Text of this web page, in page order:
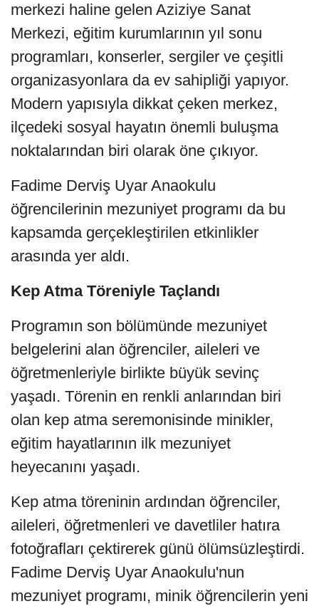
merkezi haline gelen Aziziye Sanat
Merkezi, eğitim kurumlarının yıl sonu
programları, konserler, sergiler ve çeşitli
organizasyonlara da ev sahipliği yapıyor.
Modern yapısıyla dikkat çeken merkez,
ilçedeki sosyal hayatın önemli buluşma
noktalarından biri olarak öne çıkıyor.
Fadime Derviş Uyar Anaokulu
öğrencilerinin mezuniyet programı da bu
kapsamda gerçekleştirilen etkinlikler
arasında yer aldı.
Kep Atma Töreniyle Taçlandı
Programın son bölümünde mezuniyet
belgelerini alan öğrenciler, aileleri ve
öğretmenleriyle birlikte büyük sevinç
yaşadı. Törenin en renkli anlarından biri
olan kep atma seremonisinde minikler,
eğitim hayatlarının ilk mezuniyet
heyecanını yaşadı.
Kep atma töreninin ardından öğrenciler,
aileleri, öğretmenleri ve davetliler hatıra
fotoğrafları çektirerek günü ölümsüzleştirdi.
Fadime Derviş Uyar Anaokulu'nun
mezuniyet programı, minik öğrencilerin yeni